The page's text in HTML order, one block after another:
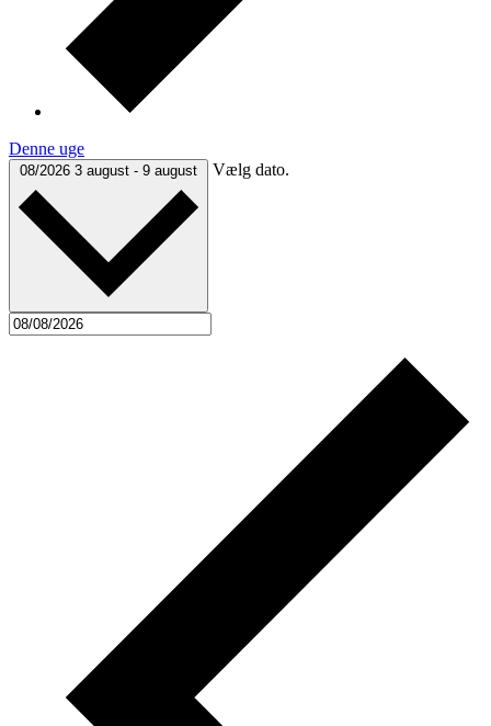
Denne uge
08/2026 3 august - 9 august Vælg dato.